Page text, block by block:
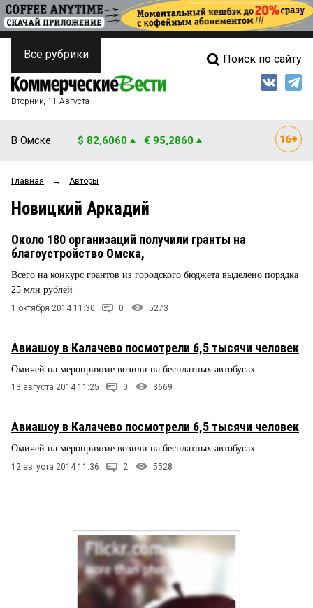
ПОЛИТИКА
ФИНАНСЫ
ОБЩЕСТВО
ЗАКОН
НОВОСТИ КОМПАНИЙ
ПРОИСШЕСТВИЯ
СТИЛЬ ЖИЗНИ
Свежий выпуск
Блоги
Архив
Все рубрики Поиск по сайту
Вторник, 11 Августа
В Омске: $ 82,6060 € 95,2860
Главная → Авторы
Новицкий Аркадий
Около 180 организаций получили гранты на
благоустройство Омска,
Всего на конкурс грантов из городского бюджета выделено порядка
25 млн рублей
1 октября 2014 11:30 0 5273
Авиашоу в Калачево посмотрели 6,5 тысячи человек
Омичей на мероприятие возили на бесплатных автобусах
13 августа 2014 11:25 0 3669
Авиашоу в Калачево посмотрели 6,5 тысячи человек
Омичей на мероприятие возили на бесплатных автобусах
12 августа 2014 11:36 2 5528